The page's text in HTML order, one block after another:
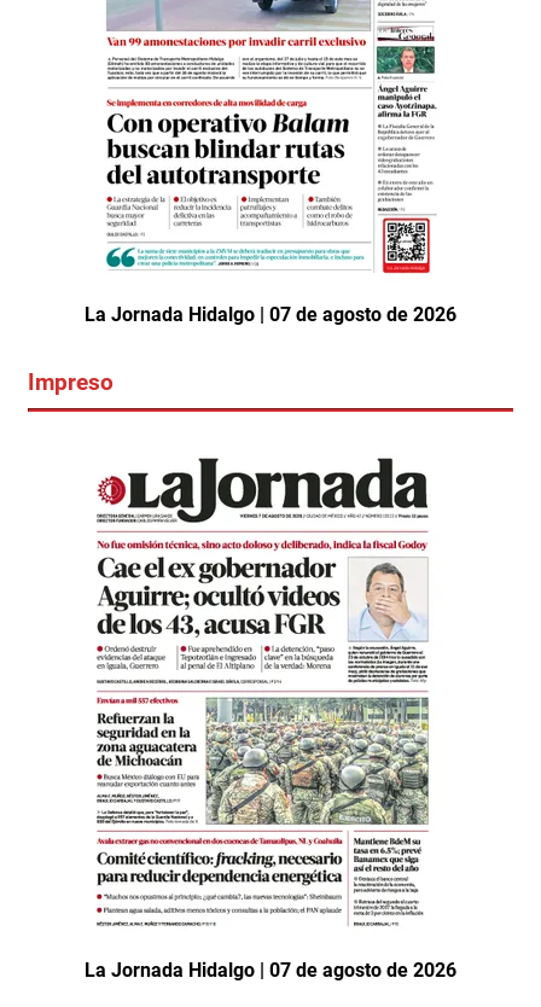
La Jornada Hidalgo | 07 de agosto de 2026
Impreso
La Jornada Hidalgo | 07 de agosto de 2026